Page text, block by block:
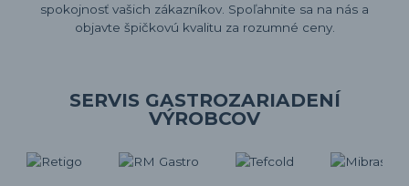
spokojnosť vašich zákazníkov. Spoľahnite sa na nás a
objavte špičkovú kvalitu za rozumné ceny.
SERVIS GASTROZARIADENÍ
VÝROBCOV